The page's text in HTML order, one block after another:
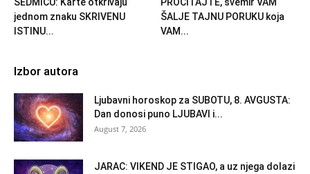
jednom znaku SKRIVENU
ISTINU...
ŠALJE TAJNU PORUKU koja
VAM...
Izbor autora
Ljubavni horoskop za SUBOTU, 8. AVGUSTA:
Dan donosi puno LJUBAVI i...
August 7, 2026
JARAC: VIKEND JE STIGAO, a uz njega dolazi